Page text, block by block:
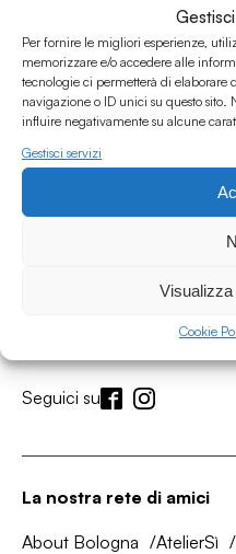
Per fornire le migliori esperienze,
memorizzare e/o accedere alle
tecnologie ci permetterà di elaborare
navigazione o ID unici su questo sito.
influire negativamente su alcune
Gestisci servizi
Cookie
Via degli Orti 63, Bologna
Seguici su
La nostra rete di amici
About Bologna AtelierSì